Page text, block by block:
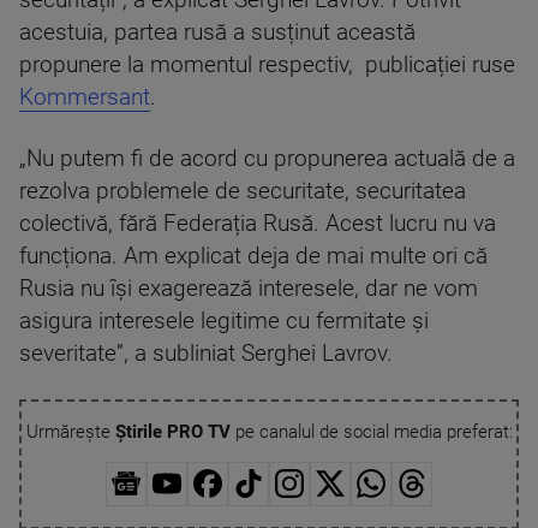
acestuia, partea rusă a susținut această
propunere la momentul respectiv, publicației ruse
Kommersant.
„Nu putem fi de acord cu propunerea actuală de a
rezolva problemele de securitate, securitatea
colectivă, fără Federația Rusă. Acest lucru nu va
funcționa. Am explicat deja de mai multe ori că
Rusia nu își exagerează interesele, dar ne vom
asigura interesele legitime cu fermitate și
severitate”, a subliniat Serghei Lavrov.
Urmărește Știrile PRO TVpe canalul de social media preferat: